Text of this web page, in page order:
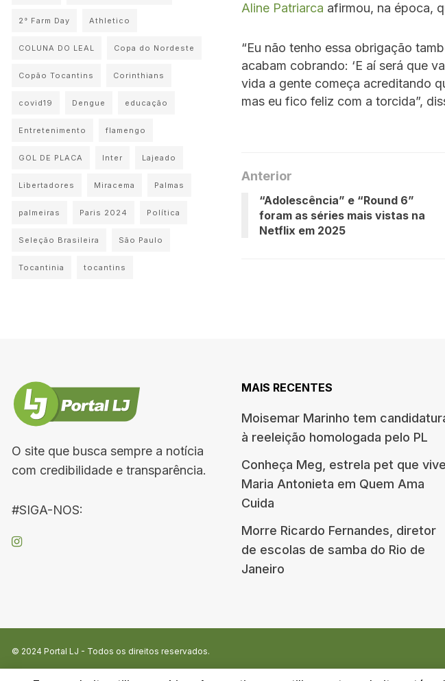
Aline Patriarca afirmou, na época,
“Eu não tenho essa obrigação
acabam cobrando: ‘E aí será que
vida a gente começa acreditando
mas eu fico feliz com a torcida”,
Anterior
“Adolescência” e “Round 6”
foram as séries mais vistas na
Netflix em 2025
2° Farm Day Athletico
COLUNA DO LEAL Copa do Nordeste
Copão Tocantins Corinthians
covid19 Dengue educação
Entretenimento flamengo
GOL DE PLACA Inter Lajeado
Libertadores Miracema Palmas
palmeiras Paris 2024 Política
Seleção Brasileira São Paulo
Tocantinia tocantins
O site que busca sempre a notícia
com credibilidade e transparência.
#SIGA-NOS:
MAIS RECENTES
Moisemar Marinho tem
à reeleição homologada pelo PL
Conheça Meg, estrela pet que vive
Maria Antonieta em Quem Ama
Cuida
Morre Ricardo Fernandes, diretor
de escolas de samba do Rio de
Janeiro
© 2024 Portal LJ - Todos os direitos reservados.